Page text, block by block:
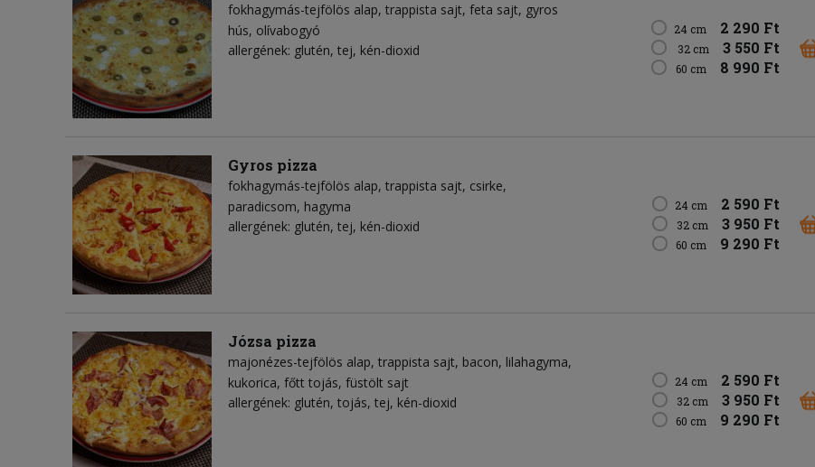
fokhagymás-tejfölös alap trappista sajt feta sajt gyros
hús olívabogyó
allergének: glutén, tej, kén-dioxid
24 cm 2 290 Ft
32 cm 3 550 Ft
60 cm 8 990 Ft
Gyros pizza
fokhagymás-tejfölös alap trappista sajt csirke
paradicsom hagyma
allergének: glutén, tej, kén-dioxid
24 cm 2 590 Ft
32 cm 3 950 Ft
60 cm 9 290 Ft
Józsa pizza
majonézes-tejfölös alap trappista sajt bacon lilahagyma
kukorica főtt tojás füstölt sajt
allergének: glutén, tojás, tej, kén-dioxid
24 cm 2 590 Ft
32 cm 3 950 Ft
60 cm 9 290 Ft